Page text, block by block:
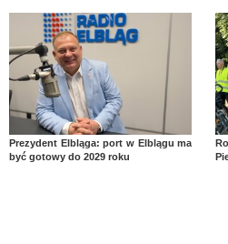
Prezydent Elbląga: port w Elblągu ma
być gotowy do 2029 roku